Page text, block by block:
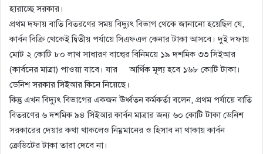
হারাচ্ছে সরকার।
প্রথম দফায় বাতি বিতরণের সময় বিদ্যুৎ বিভাগ থেকে জানানো হয়েছিল যে,
কার্বন বিক্রি থেকেই দ্বিতীয় পর্যায়ে সিএফএল কেনার টাকা আসবে। দুই দফায়
মোট ২ কোটি ৮০ লাখ সাধারণ বাল্বের বিনিময়ে ১৯ দশমিক ৩৩ সিইআর
(কার্বনের মাত্রা) পাওয়া যাবে। যার আর্থিক মূল্য হবে ১৬৮ কোটি টাকা।
ডেনিশ সরকার সিইআর কিনে নিয়েছে।
কিন্তু এখন বিদ্যুৎ বিভাগের একজন ঊর্ধ্বতন কর্মকর্তা বলেন, প্রথম পর্যায়ে বাতি
বিতরণের ৬ দশমিক ৯৪ সিইআর কার্বন মাত্রার জন্য ৬০ কোটি টাকা ডেনিশ
সরকারের দেয়ার কথা থাকলেও নিম্নমানের ও হিসাব না থাকায় কার্বন
ক্রেডিটের টাকা তারা দেবে না।